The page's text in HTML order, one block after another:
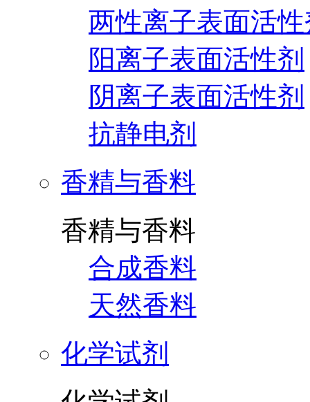
两性离子表面活
阳离子表面活性剂
阴离子表面活性剂
抗静电剂
香精与香料
香精与香料
合成香料
天然香料
化学试剂